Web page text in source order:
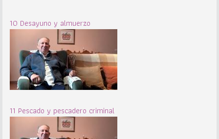
10 Desayuno y almuerzo
11 Pescado y pescadero criminal